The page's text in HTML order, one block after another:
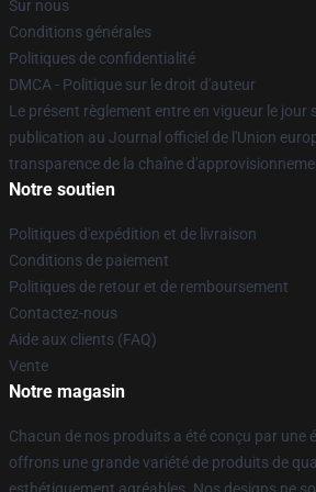
Sur nous
Conditions générales
Politiques de confidentialité
DMCA - Politique sur le droit d'auteur
Le présent règlement entre en vigueur le jour
publication au Journal officiel de l'Union
transparence de la chaîne
Notre soutien
Politiques d'expédition et de livraison
Conditions de paiement
Politiques de retour et de remboursement
Contactez-nous
Aide aux clients (FAQ)
Vente
Notre magasin
Chacun de nos produits a été conçu par une
offrons une grande variété de produits de